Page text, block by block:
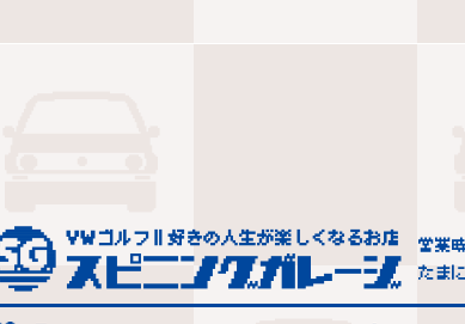
営業
たま